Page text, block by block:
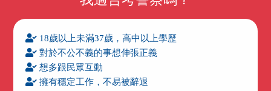
18歲以上未滿37歲，高中以上學歷
對於不公不義的事想伸張正義
想多跟民眾互動
擁有穩定工作，不易被辭退